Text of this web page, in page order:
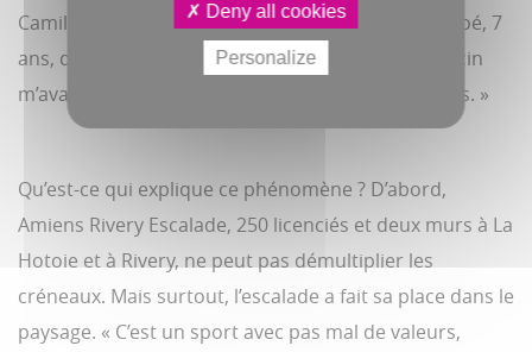
Camille, la trentaine, vient pour elle et son petit Noé, 7
ans, qui grimpe partout à la maison. « Mon médecin
m’avait prévenue que c’était la folie les inscriptions. »
Qu’est-ce qui explique ce phénomène ? D’abord,
Amiens Rivery Escalade, 250 licenciés et deux murs à La
Hotoie et à Rivery, ne peut pas démultiplier les
créneaux. Mais surtout, l’escalade a fait sa place dans le
paysage. « C’est un sport avec pas mal de valeurs,
Deny all cookies
Personalize